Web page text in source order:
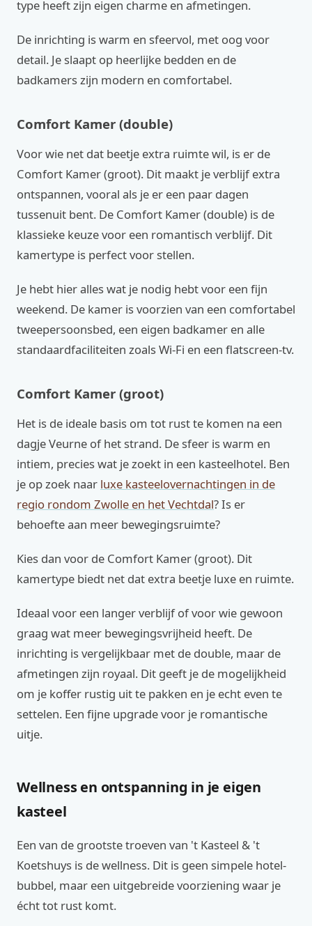
type heeft zijn eigen charme en afmetingen.
De inrichting is warm en sfeervol, met oog voor
detail. Je slaapt op heerlijke bedden en de
badkamers zijn modern en comfortabel.
Comfort Kamer (double)
Voor wie net dat beetje extra ruimte wil, is er de
Comfort Kamer (groot). Dit maakt je verblijf extra
ontspannen, vooral als je er een paar dagen
tussenuit bent. De Comfort Kamer (double) is de
klassieke keuze voor een romantisch verblijf. Dit
kamertype is perfect voor stellen.
Je hebt hier alles wat je nodig hebt voor een fijn
weekend. De kamer is voorzien van een comfortabel
tweepersoonsbed, een eigen badkamer en alle
standaardfaciliteiten zoals Wi-Fi en een flatscreen-tv.
Comfort Kamer (groot)
Het is de ideale basis om tot rust te komen na een
dagje Veurne of het strand. De sfeer is warm en
intiem, precies wat je zoekt in een kasteelhotel. Ben
je op zoek naar luxe kasteelovernachtingen in de
regio rondom Zwolle en het Vechtdal? Is er
behoefte aan meer bewegingsruimte?
Kies dan voor de Comfort Kamer (groot). Dit
kamertype biedt net dat extra beetje luxe en ruimte.
Ideaal voor een langer verblijf of voor wie gewoon
graag wat meer bewegingsvrijheid heeft. De
inrichting is vergelijkbaar met de double, maar de
afmetingen zijn royaal. Dit geeft je de mogelijkheid
om je koffer rustig uit te pakken en je echt even te
settelen. Een fijne upgrade voor je romantische
uitje.
Wellness en ontspanning in je eigen
kasteel
Een van de grootste troeven van 't Kasteel & 't
Koetshuys is de wellness. Dit is geen simpele hotel-
bubbel, maar een uitgebreide voorziening waar je
écht tot rust komt.